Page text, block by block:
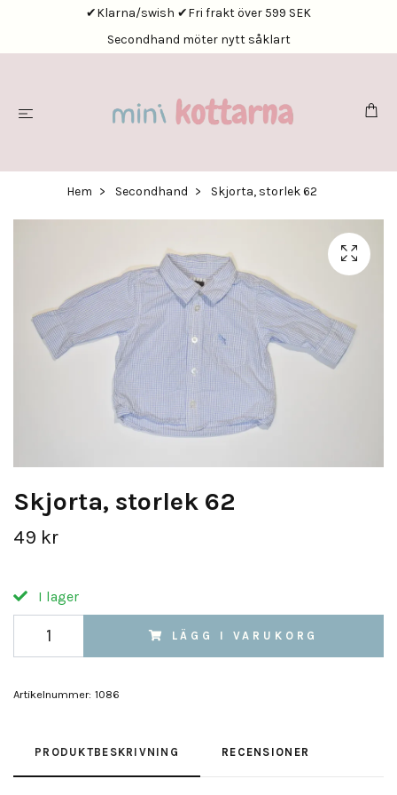
✔Klarna/swish ✔Fri frakt över 599 SEK
Secondhand möter nytt såklart
Hem Secondhand Skjorta, storlek 62
Skjorta, storlek 62
49 kr
I lager
LÄGG I VARUKORG
Artikelnummer: 1086
PRODUKTBESKRIVNING RECENSIONER